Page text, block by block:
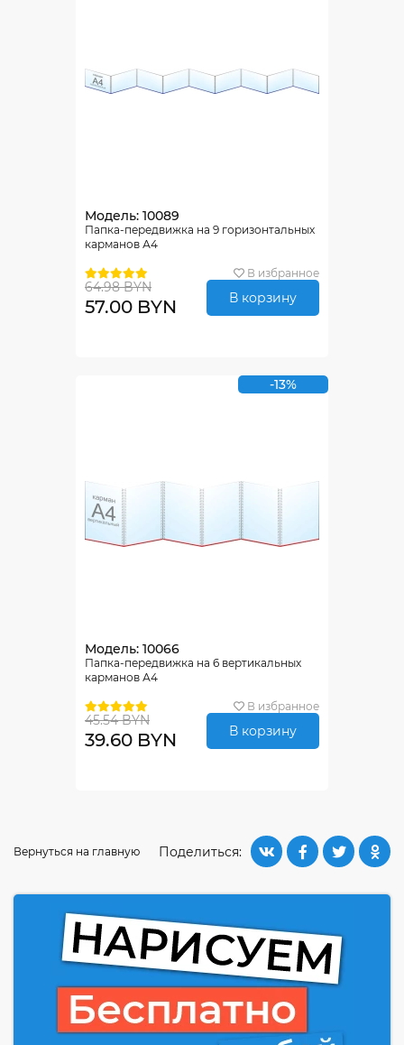
Модель: 10089
Папка-передвижка на 9 горизонтальных
карманов А4
В избранное
64.98 BYN
57.00 BYN В корзину
-13%
Модель: 10066
Папка-передвижка на 6 вертикальных
карманов А4
В избранное
45.54 BYN
39.60 BYN В корзину
Поделиться:
Вернуться на главную